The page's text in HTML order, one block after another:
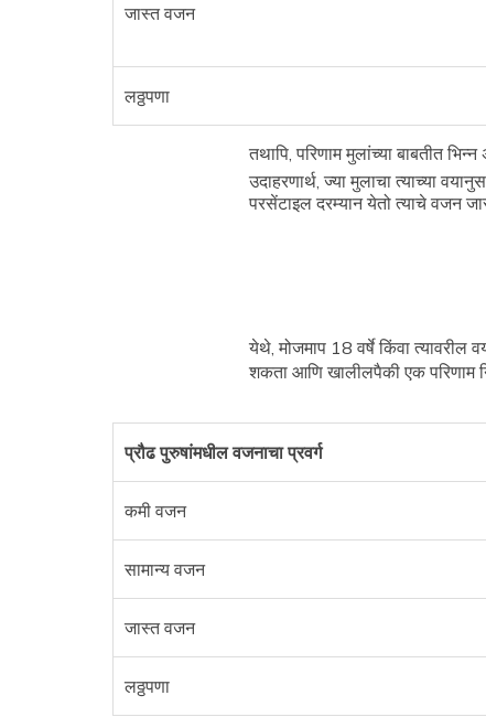
जास्त वजन
लठ्ठपणा
तथापि, परिणाम मुलांच्या बाबतीत
उदाहरणार्थ, ज्या मुलाचा त्याच्या
परसेंटाइल दरम्यान येतो त्याचे वजन
येथे, मोजमाप 18 वर्षे किंवा
शकता आणि खालीलपैकी एक परिणाम
प्रौढ पुरुषांमधील वजनाचा प्रवर्ग
कमी वजन
सामान्य वजन
जास्त वजन
लठ्ठपणा